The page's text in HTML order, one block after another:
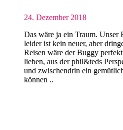
24. Dezember 2018
Das wäre ja ein Traum. Unser
leider ist kein neuer, aber
Reisen wäre der Buggy
lieben, aus der phil&teds
und zwischendrin ein
können ..